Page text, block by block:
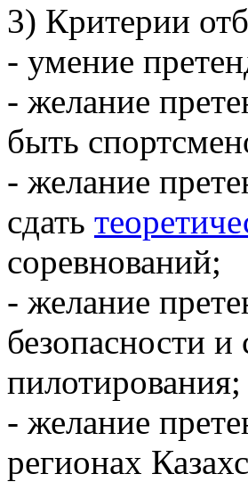
3) Критерии
- умение
- желание
быть
- желание
сдать
соревнований;
- желание
безопасности и
пилотирования;
- желание
регионах